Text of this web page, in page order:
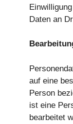
Daten an
auf eine
Person
ist eine
bearbeitet